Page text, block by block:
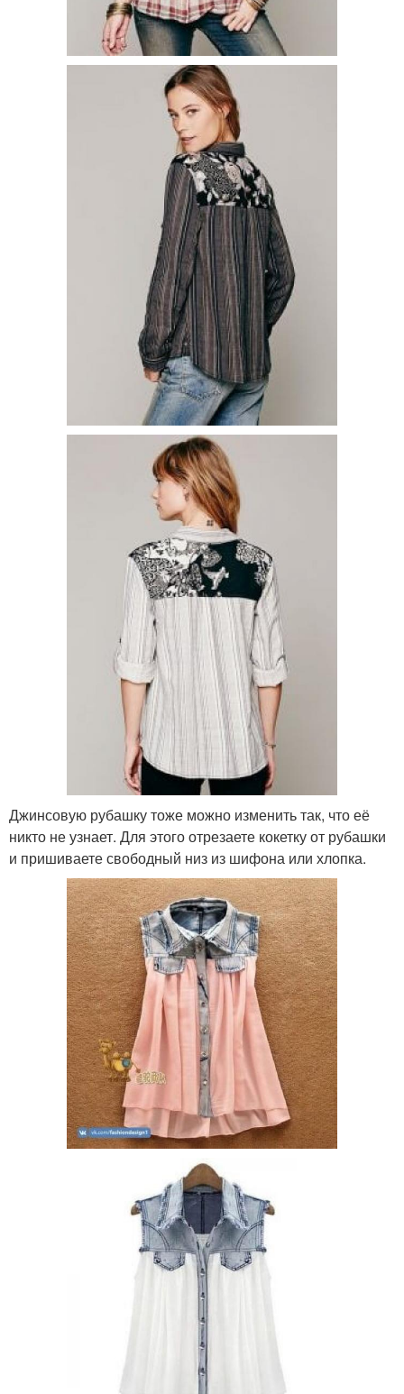
Джинсовую рубашку тоже можно изменить так, что её
никто не узнает. Для этого отрезаете кокетку от рубашки
и пришиваете свободный низ из шифона или хлопка.